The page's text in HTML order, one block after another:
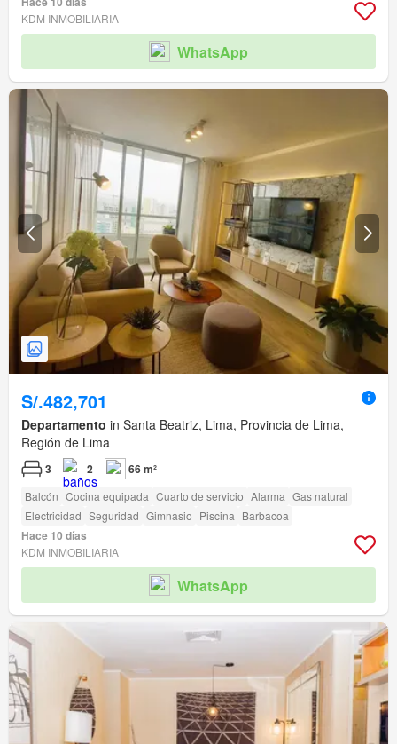
KDM INMOBILIARIA
WhatsApp
S/.482,701
Departamento in Santa Beatriz, Lima, Provincia de Lima,
Región de Lima
3 2 66 m²
Balcón Cocina equipada Cuarto de servicio Alarma Gas natural
Electricidad Seguridad Gimnasio Piscina Barbacoa
Hace 10 días
KDM INMOBILIARIA
WhatsApp